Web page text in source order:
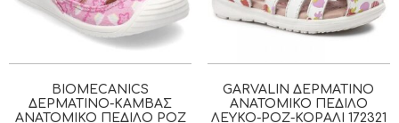
BIOMECANICS
ΔΕΡΜΆΤΙΝΟ-ΚΑΜΒΆΣ
ΑΝΑΤΟΜΙΚΌ ΠΈΔΙΛΟ ΡΟΖ
GARVALIN ΔΕΡΜΆΤΙΝΟ
ΑΝΑΤΟΜΙΚΌ ΠΈΔΙΛΟ
ΛΕΥΚΌ-ΡΟΖ-ΚΟΡΑΛΊ 172321